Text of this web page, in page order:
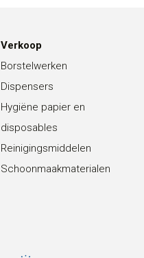
Verkoop
Borstelwerken
Dispensers
Hygiëne papier en
disposables
Reinigingsmiddelen
Schoonmaakmaterialen